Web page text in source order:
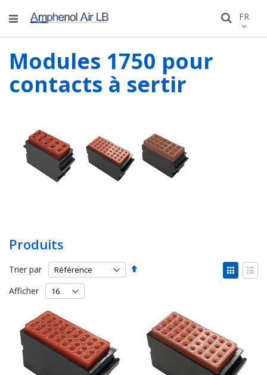
Allez
au
FR
Modules 1750 pour
contacts à sertir
Produits
Trier par
Par
en
Afficher